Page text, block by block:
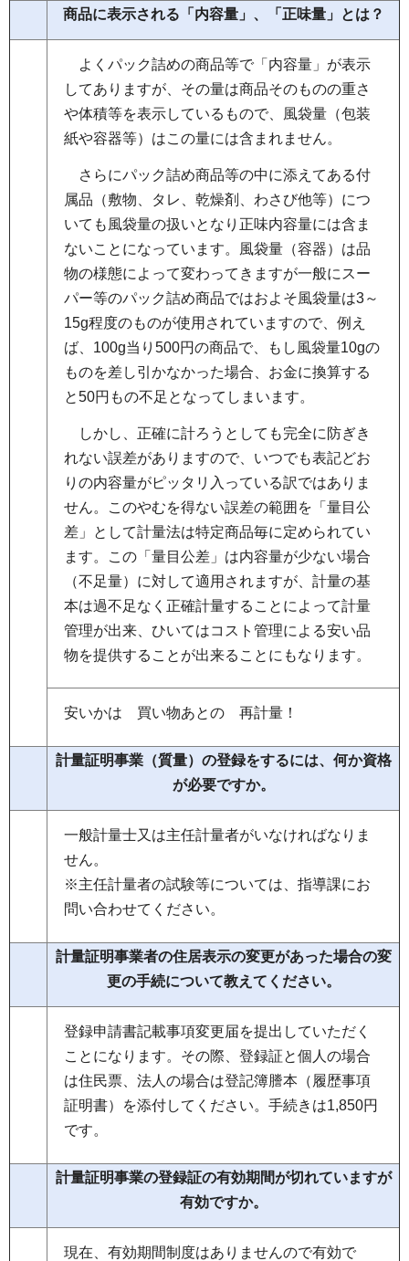
商品に表示される「内容量」、「正味量」とは？
よ くパック詰めの商品等で「内容量」が表示
してありますが、その量は商品そのものの重さ
や体積等を表示しているもので、風袋量（包装
紙や容器等）はこの量には含まれません。
さ らにパック詰め商品等の中に添えてある付
属品（敷物、タレ、乾燥剤、わさび他等）につ
いても風袋量の扱いとなり正味内容量には含ま
ないことになっています。風袋量（容器）は品
物の様態によって変わってきますが一般にスー
パー等のパック詰め商品ではおよそ風袋量は3～
15g程度のものが使用されていますので、例え
ば、100g当り500円の商品で、もし風袋量10gの
ものを差し引かなかった場合、お金に換算する
と50円もの不足となってしまいます。
しかし、正確に計ろうとしても完全に防ぎき
れない誤差がありますので、いつでも表記どお
りの内容量がピッタリ入っている訳ではありま
せん。このやむを得ない誤差の範囲を「量目公
差」として計量法は特定商品毎に定められてい
ます。この「量目公差」は内容量が少ない場合
（不足量）に対して適用されますが、計量の基
本は過不足なく正確計量することによって計量
管理が出来、ひいてはコスト管理による安い品
物を提供することが出来ることにもなります。
安いかは 買い物あとの 再計量！
計量証明事業（質量）の登録をするには、何か資格
が必要ですか。
一般計量士又は主任計量者がいなければなりま
せん。
※主任計量者の試験等については、指導課にお
問い合わせてください。
計量証明事業者の住居表示の変更があった場合の変
更の手続について教えてください。
登録申請書記載事項変更届を提出していただく
ことになります。その際、登録証と個人の場合
は住民票、法人の場合は登記簿謄本（履歴事項
証明書）を添付してください。手続きは1,850円
です。
計量証明事業の登録証の有効期間が切れていますが
有効ですか。
現在、有効期間制度はありませんので有効で